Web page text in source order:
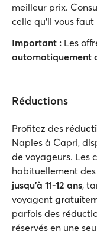
meilleur prix.
celle qu'il vous faut
Important : Les
automatiquement
Réductions
Profitez des
Naples à Capri,
de voyageurs. Les
habituellement des
jusqu'à 11-12 ans,
voyagent
parfois des
réservés en une